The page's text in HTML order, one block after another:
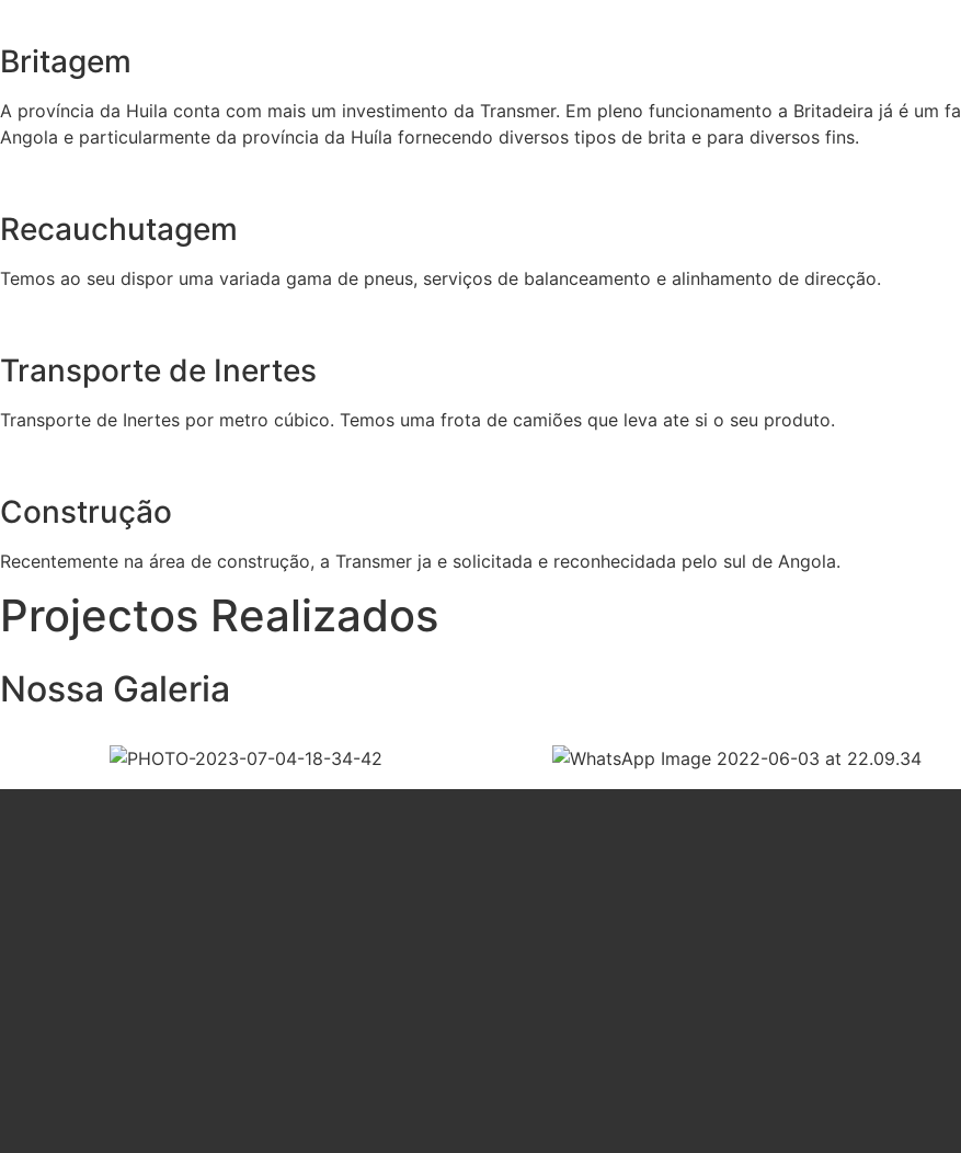
Britagem
A província da Huila conta com mais um investimento da Transmer. Em pleno funcionamento a Britadeira já é
Angola e particularmente da província da Huíla fornecendo diversos tipos de brita e para diversos fins.
Recauchutagem
Temos ao seu dispor uma variada gama de pneus, serviços de balanceamento e alinhamento de direcção.
Transporte de Inertes
Transporte de Inertes por metro cúbico. Temos uma frota de camiões que leva ate si o seu produto.
Construção
Recentemente na área de construção, a Transmer ja e solicitada e reconhecidada pelo sul de Angola.
Projectos Realizados
Nossa Galeria